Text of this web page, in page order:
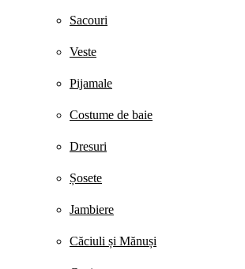
Sacouri
Veste
Pijamale
Costume de baie
Dresuri
Șosete
Jambiere
Căciuli și Mănuși